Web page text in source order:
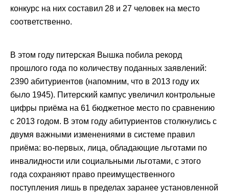
конкурс на них составил 28 и 27 человек на место
соответственно.
В этом году питерская Вышка побила рекорд
прошлого года по количеству поданных заявлений:
2390 абитуриентов (напомним, что в 2013 году их
было 1945). Питерский кампус увеличил контрольные
цифры приёма на 61 бюджетное место по сравнению
с 2013 годом. В этом году абитуриентов столкнулись с
двумя важными изменениями в системе правил
приёма: во-первых, лица, обладающие льготами по
инвалидности или социальными льготами, с этого
года сохраняют право преимущественного
поступления лишь в пределах заранее установленной